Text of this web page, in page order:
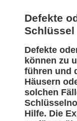
Defekte
Schlüssel
Defekte
können zu
führen und
Häusern
solchen
Hilfe. Die